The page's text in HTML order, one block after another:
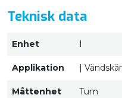
Teknisk data
Enhet
Applikation | Vändskär |
Måttenhet Tum